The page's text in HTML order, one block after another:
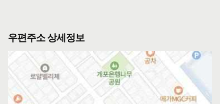
우편주소 상세정보